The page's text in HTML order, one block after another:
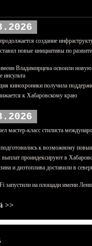
создание
новые инициативы по
Владимирцева освоили
инсульта
кинохроники получила
к Хабаровскому краю
мастер-класс стилиста
к возможному
выплат проиндексируют в
и дизтоплива доставили в
запустили на площади имени
>>